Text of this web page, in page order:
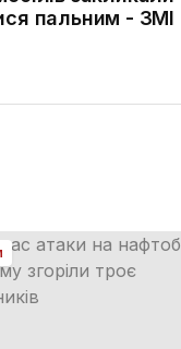
пальним - ЗМІ